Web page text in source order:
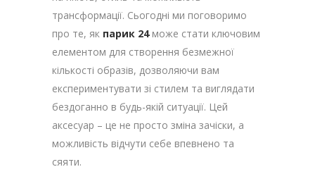
трансформації. Сьогодні ми поговоримо
про те, як парик 24може стати ключовим
елементом для створення безмежної
кількості образів, дозволяючи вам
експериментувати зі стилем та виглядати
бездоганно в будь-якій ситуації. Цей
аксесуар – це не просто зміна зачіски, а
можливість відчути себе впевнено та
сяяти.